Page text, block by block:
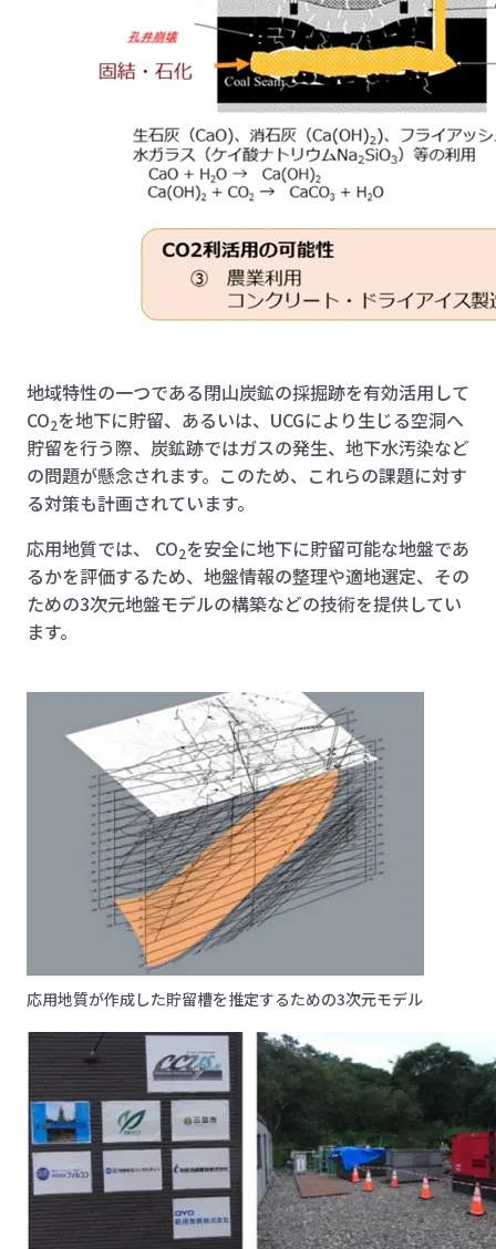
地域特性の一つである閉山炭鉱の採掘跡を有効活用して
CO2を地下に貯留、あるいは、UCGにより生じる空洞へ
貯留を行う際、炭鉱跡ではガスの発生、地下水汚染など
の問題が懸念されます。このため、これらの課題に対す
る対策も計画されています。
応用地質では、 CO2を安全に地下に貯留可能な地盤であ
るかを評価するため、地盤情報の整理や適地選定、その
ための3次元地盤モデルの構築などの技術を提供してい
ます。
応用地質が作成した貯留槽を推定するための3次元モデル